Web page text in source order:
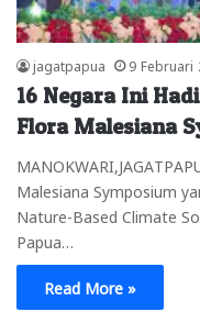
jagatpapua 9 Februari
16 Negara Ini
Flora Malesiana
Malesiana Symposium
Nature-Based Climate
Papua…
Read More »